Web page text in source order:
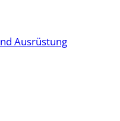
Ausrüstung